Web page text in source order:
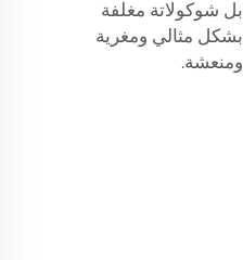
بل شوكولاتة مغلفة
بشكل مثالي ومغرية
ومنعشة.